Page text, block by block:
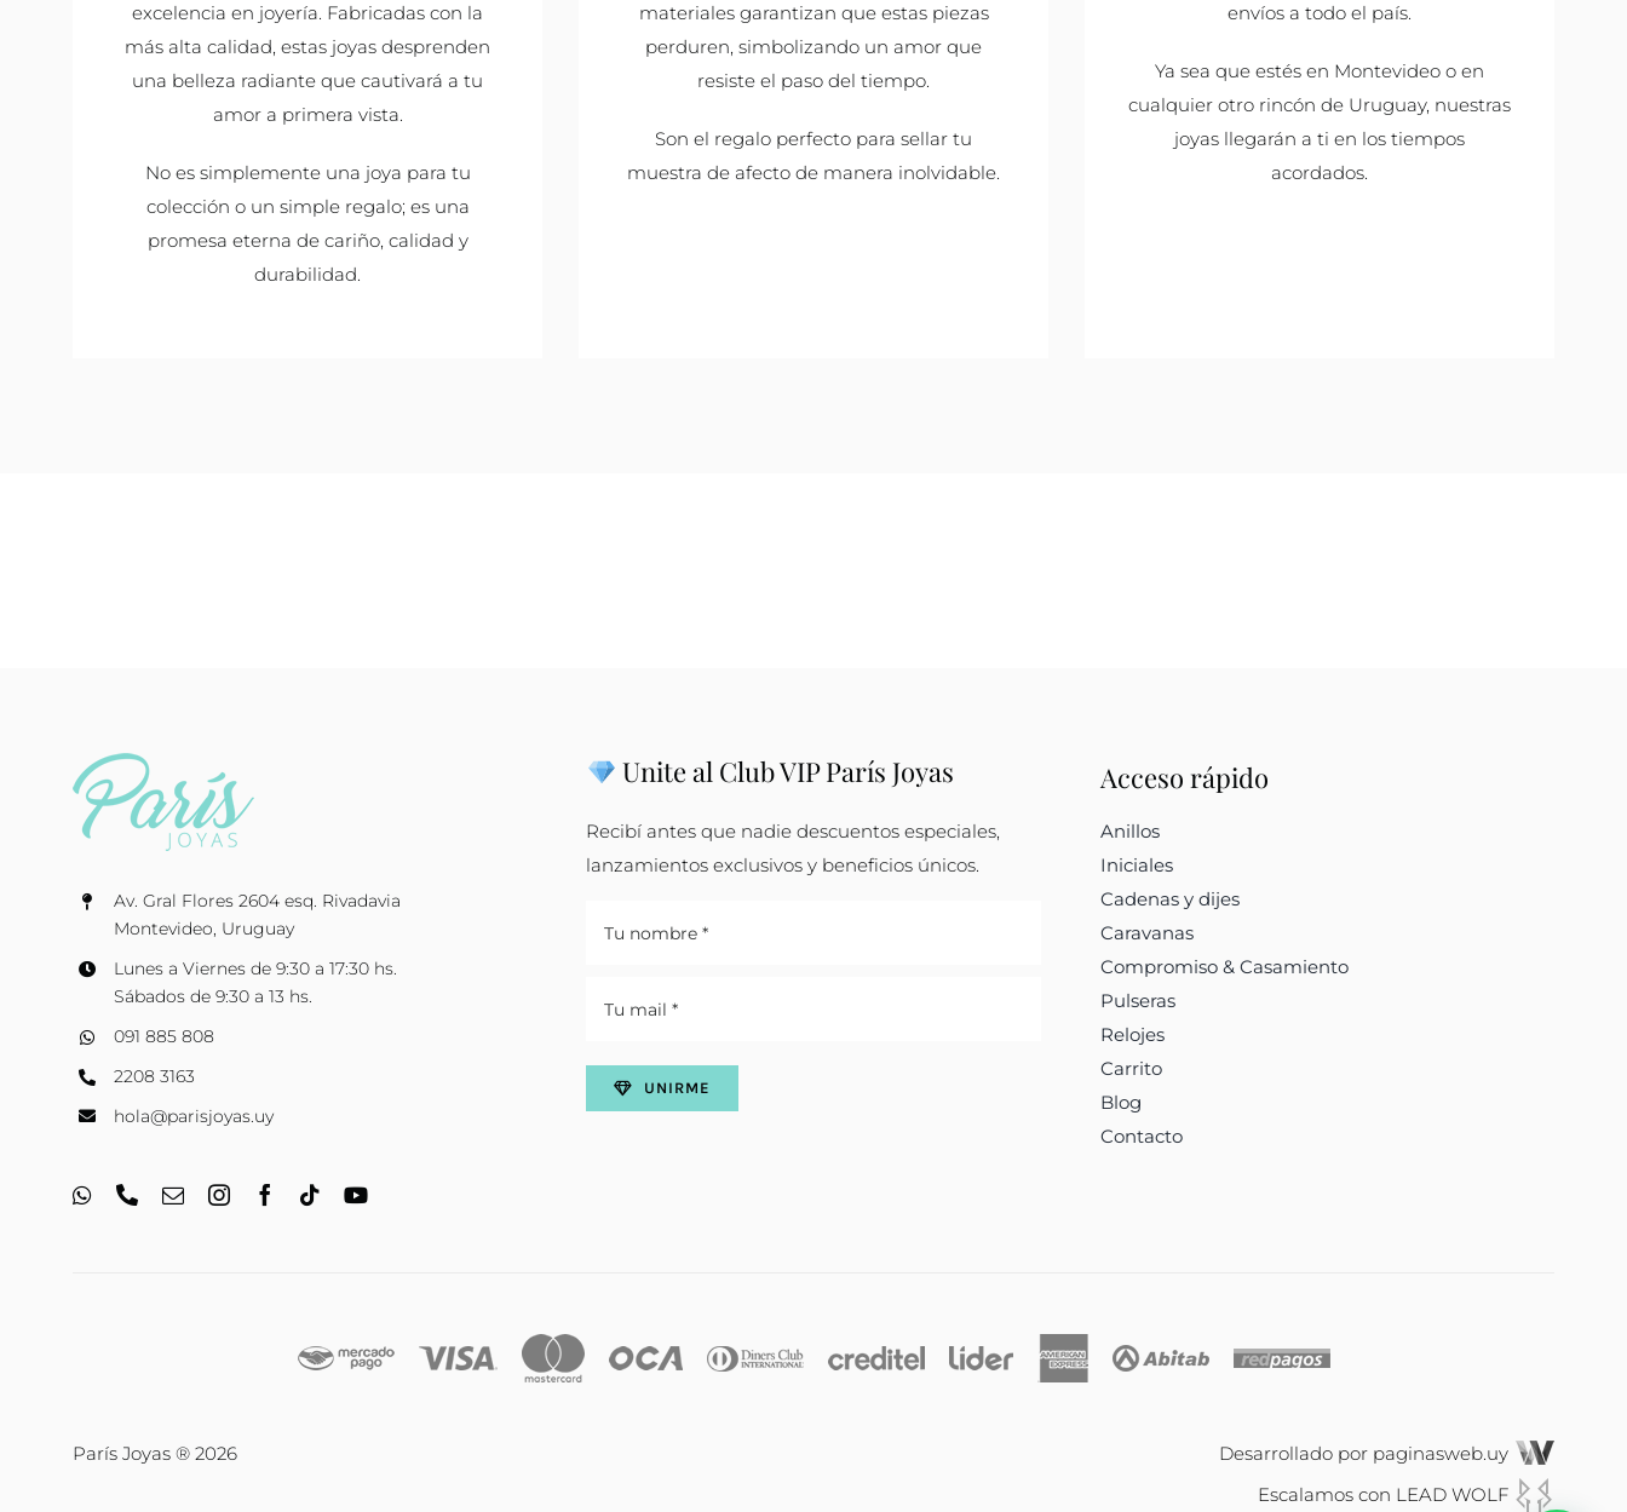
excelencia en joyería. Fabricadas con la
más alta calidad, estas joyas desprenden
una belleza radiante que cautivará a tu
amor a primera vista.
No es simplemente una joya para tu
colección o un simple regalo; es una
promesa eterna de cariño, calidad y
durabilidad.
materiales garantizan que estas piezas
perduren, simbolizando un amor que
resiste el paso del tiempo.
Son el regalo perfecto para sellar tu
muestra de afecto de manera inolvidable.
envíos a todo el país.
Ya sea que estés en Montevideo o en
cualquier otro rincón de Uruguay, nuestras
joyas llegarán a ti en los tiempos
acordados.
Av. Gral Flores 2604 esq. Rivadavia
Montevideo, Uruguay
Lunes a Viernes de 9:30 a 17:30 hs.
Sábados de 9:30 a 13 hs.
091 885 808
2208 3163
hola@parisjoyas.uy
Unite al Club VIP París Joyas
Recibí antes que nadie descuentos especiales,
lanzamientos exclusivos y beneficios únicos.
UNIRME
Acceso rápido
Anillos
Iniciales
Cadenas y dijes
Caravanas
Compromiso & Casamiento
Pulseras
Relojes
Carrito
Blog
Contacto
París Joyas ® 2026 Desarrollado por paginasweb.uy
Escalamos con LEAD WOLF